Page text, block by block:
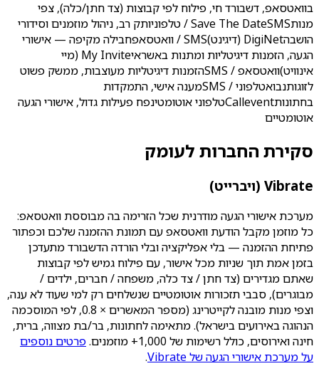
בוואטסאפ, דשבורד חי, פילוח לפי קבוצות (צד חתן/כלה), צפי
מנותSave The DateSMS / טלפוניותק רב, ניהול מוזמנים וסידורי
הושבהDigiNet (דיגינט)SMS / וואטסאפחבילה מקיפה — אישורי
הגעה, הזמנות דיגיטליות ומתנות באשראיMy Invite (מיי
אינוויט)וואטסאפ / SMSהזמנות דיגיטליות מעוצבות, ממשק פשוט
לזוגותנבואטלפוני / SMSמענה אישי, התמקדות
בחתונותCalleventטלפוני אוטומטינפח פעילות גדול, אישורי הגעה
אוטומטיים
סקירת החברות לעומק
Vibrate (ויברייט)
מערכת אישורי הגעה מודרנית שכל הזרימה בה מבוססת וואטסאפ:
כל מוזמן מקבל הודעת וואטסאפ עם תמונת ההזמנה שלכם וכפתור
פתיחת ההזמנה — בלי אפליקציה ובלי הורדה הדשבורד מתעדכן
בזמן אמת תוך שניות מכל אישור, עם פילוח גמיש לפי קבוצות
שאתם מגדירים (צד חתן / צד כלה, משפחה / חברים, ילדים /
מבוגרים), סבבי תזכורות אוטומטיים שנשלחים רק למי שעוד לא ענה,
וצפי מנות מובנה לקייטרינג (מספר המאשרים × 0.8, לפי המוסכמה
הנהוגה באירועים בישראל). מתאימה לחתונות, בר/בת מצווה, ברית,
חינה ואירוסים, כולל רשימות של 1,000+ מוזמנים.
פרטים נוספים
על מערכת אישורי הגעה של Vibrate
.